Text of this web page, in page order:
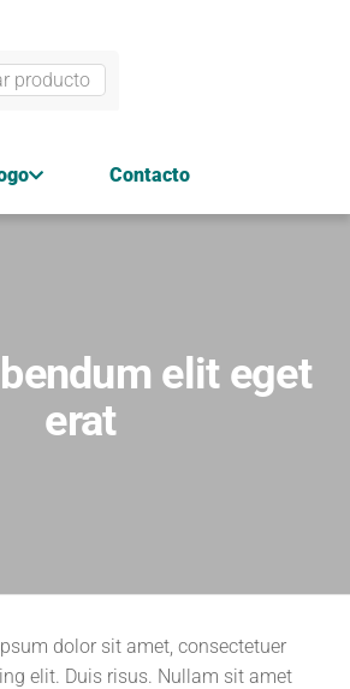
Contacto
elit eget
erat
dolor sit amet, consectetuer
elit. Duis risus. Nullam sit amet